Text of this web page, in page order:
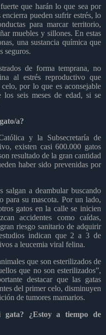
que harán lo que sea por
pueden sufrir estrés, lo
para marcar territorio,
muebles y sillones. En estas
una sustancia química que
seguros.
de forma temprana, no
al estrés reproductivo que
por lo que es aconsejable
los seis meses de edad, si se
a?
y la Subsecretaría de
existen casi 600.000 gatos
resultado de la gran cantidad
haber sido prevenidas por
salgan a deambular buscando
para su mascota. Por un lado,
gatos en la calle se inicien
accidentes como caídas,
riesgo sanitario de adquirir
estudios indican que 2 a 3 de
a leucemia viral felina.
que son esterilizados de
que no son esterilizados”,
destacar que las gatas
del primer celo, disminuyen
de tumores mamarios.
gata? ¿Estoy a tiempo de